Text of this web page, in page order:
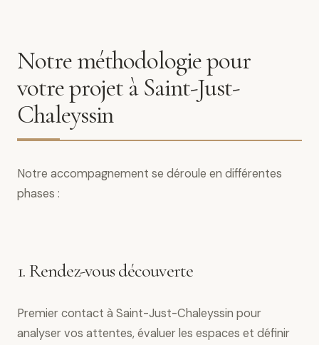
Notre méthodologie pour
votre projet à Saint-Just-
Chaleyssin
Notre accompagnement se déroule en différentes
phases :
1. Rendez-vous découverte
Premier contact à Saint-Just-Chaleyssin pour
analyser vos attentes, évaluer les espaces et définir